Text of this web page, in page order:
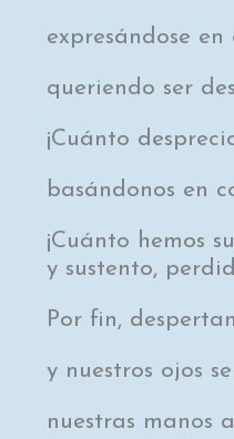
expresándose
queriendo ser
¡Cuánto
basándonos en
¡Cuánto hemos
y sustento,
Por fin,
y nuestros ojos
nuestras manos